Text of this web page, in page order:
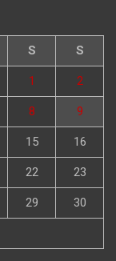
S S
1 2
8 9
15 16
22 23
29 30